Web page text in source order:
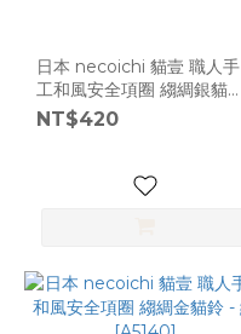
日本 necoichi 貓壹 職人手
工和風安全項圈 縐綢銀貓鈴
- 紅 [A5140]
NT$420